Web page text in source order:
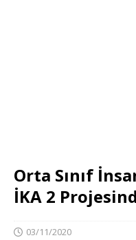
Orta Sınıf
İKA 2
03/11/2020